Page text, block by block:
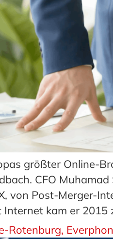
größter Online-
CFO
von Post-Merger-
Internet kam er
Rotenburg,